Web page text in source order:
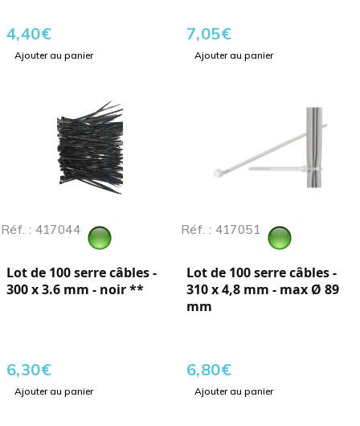
4,40€
Ajouter au panier
7,05€
Ajouter au panier
Réf. : 417044
Lot de 100 serre câbles -
300 x 3.6 mm - noir **
6,30€
Ajouter au panier
Réf. : 417051
Lot de 100 serre câbles -
310 x 4,8 mm - max Ø 89
mm
6,80€
Ajouter au panier